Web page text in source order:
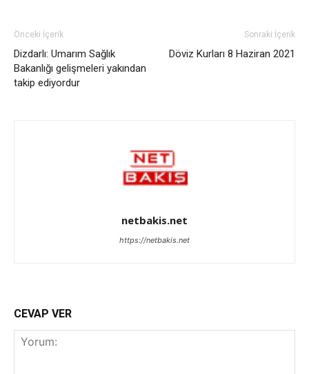
Önceki İçerik
Dizdarlı: Umarım Sağlık
Bakanlığı gelişmeleri yakından
takip ediyordur
Sonraki İçerik
Döviz Kurları 8 Haziran 2021
netbakis.net
https://netbakis.net
CEVAP VER